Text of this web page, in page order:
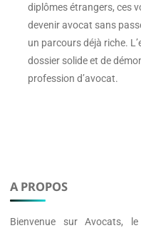
diplômes étrangers, ces
devenir avocat sans
un parcours déjà riche.
dossier solide et de
profession d’avocat.
A PROPOS
Bienvenue surAvocats, le